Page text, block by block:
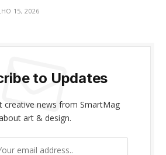
15, 2026
to Updates
creative news from SmartMag
art & design.